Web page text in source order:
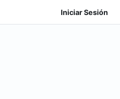
Iniciar Sesión